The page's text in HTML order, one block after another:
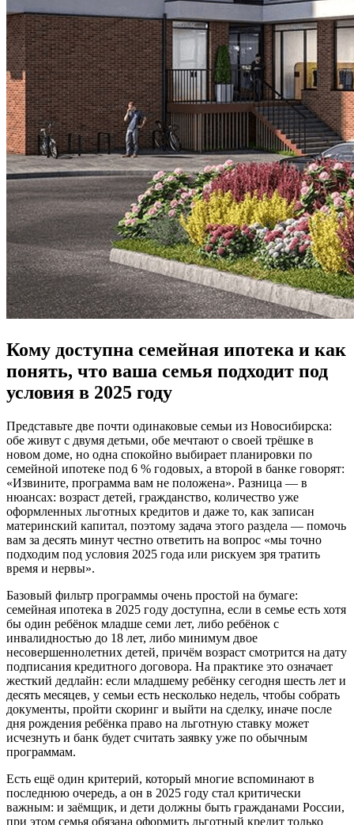
Кому доступна семейная ипотека и как
понять, что ваша семья подходит под
условия в 2025 году
Представьте две почти одинаковые семьи из Новосибирска:
обе живут с двумя детьми, обе мечтают о своей трёшке в
новом доме, но одна спокойно выбирает планировки по
семейной ипотеке под 6 % годовых, а второй в банке говорят:
«Извините, программа вам не положена». Разница — в
нюансах: возраст детей, гражданство, количество уже
оформленных льготных кредитов и даже то, как записан
материнский капитал, поэтому задача этого раздела — помочь
вам за десять минут честно ответить на вопрос «мы точно
подходим под условия 2025 года или рискуем зря тратить
время и нервы».
Базовый фильтр программы очень простой на бумаге:
семейная ипотека в 2025 году доступна, если в семье есть хотя
бы один ребёнок младше семи лет, либо ребёнок с
инвалидностью до 18 лет, либо минимум двое
несовершеннолетних детей, причём возраст смотрится на дату
подписания кредитного договора. На практике это означает
жесткий дедлайн: если младшему ребёнку сегодня шесть лет и
десять месяцев, у семьи есть несколько недель, чтобы собрать
документы, пройти скоринг и выйти на сделку, иначе после
дня рождения ребёнка право на льготную ставку может
исчезнуть и банк будет считать заявку уже по обычным
программам.
Есть ещё один критерий, который многие вспоминают в
последнюю очередь, а он в 2025 году стал критически
важным: и заёмщик, и дети должны быть гражданами России,
при этом семья обязана оформить льготный кредит только